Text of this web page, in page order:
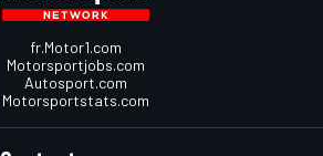
fr.Motor1.com
Motorsportjobs.com
Autosport.com
Motorsportstats.com